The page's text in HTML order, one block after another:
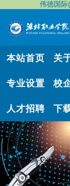
伟德国
本站首页 关
专业设置 校
人才招聘 下